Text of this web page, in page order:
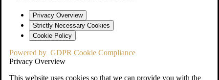
Privacy Overview
Strictly Necessary Cookies
Cookie Policy
Powered by GDPR Cookie Compliance
Privacy Overview
This website uses cookies so that we can provide you with the